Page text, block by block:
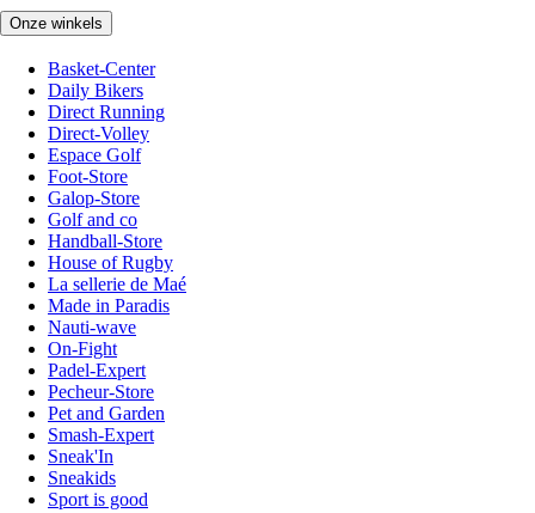
Onze winkels
Basket-Center
Daily Bikers
Direct Running
Direct-Volley
Espace Golf
Foot-Store
Galop-Store
Golf and co
Handball-Store
House of Rugby
La sellerie de Maé
Made in Paradis
Nauti-wave
On-Fight
Padel-Expert
Pecheur-Store
Pet and Garden
Smash-Expert
Sneak'In
Sneakids
Sport is good